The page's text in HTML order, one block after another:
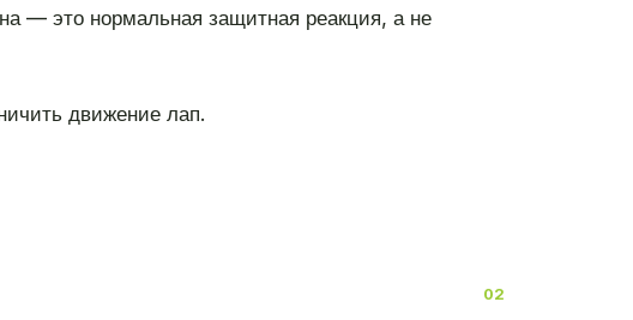
— это нормальная защитная реакция, а не
движение лап.